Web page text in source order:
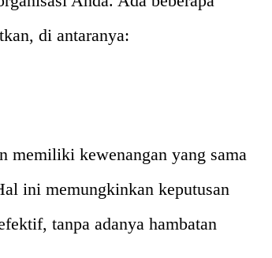
di antaranya:
memiliki kewenangan yang sama
ini memungkinkan keputusan
tanpa adanya hambatan